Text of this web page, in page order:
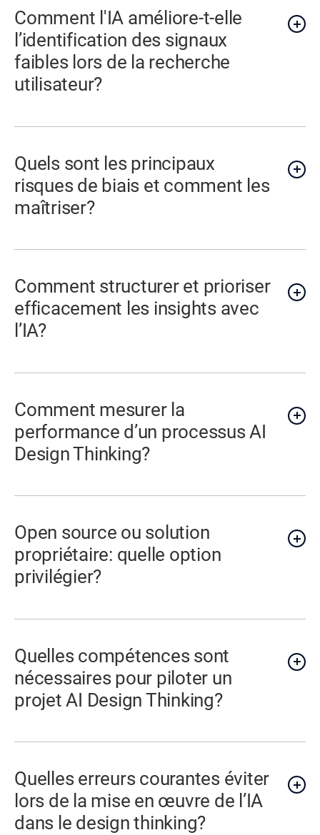
Comment l'IA améliore-t-elle
l’identification des signaux
faibles lors de la recherche
utilisateur?
Quels sont les principaux
risques de biais et comment les
maîtriser?
Comment structurer et prioriser
efficacement les insights avec
l’IA?
Comment mesurer la
performance d’un processus AI
Design Thinking?
Open source ou solution
propriétaire: quelle option
privilégier?
Quelles compétences sont
nécessaires pour piloter un
projet AI Design Thinking?
Quelles erreurs courantes éviter
lors de la mise en œuvre de l’IA
dans le design thinking?